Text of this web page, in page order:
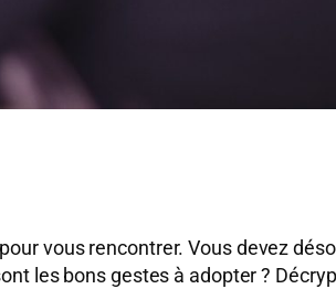
vous rencontrer. Vous devez
les bons gestes à adopter ?